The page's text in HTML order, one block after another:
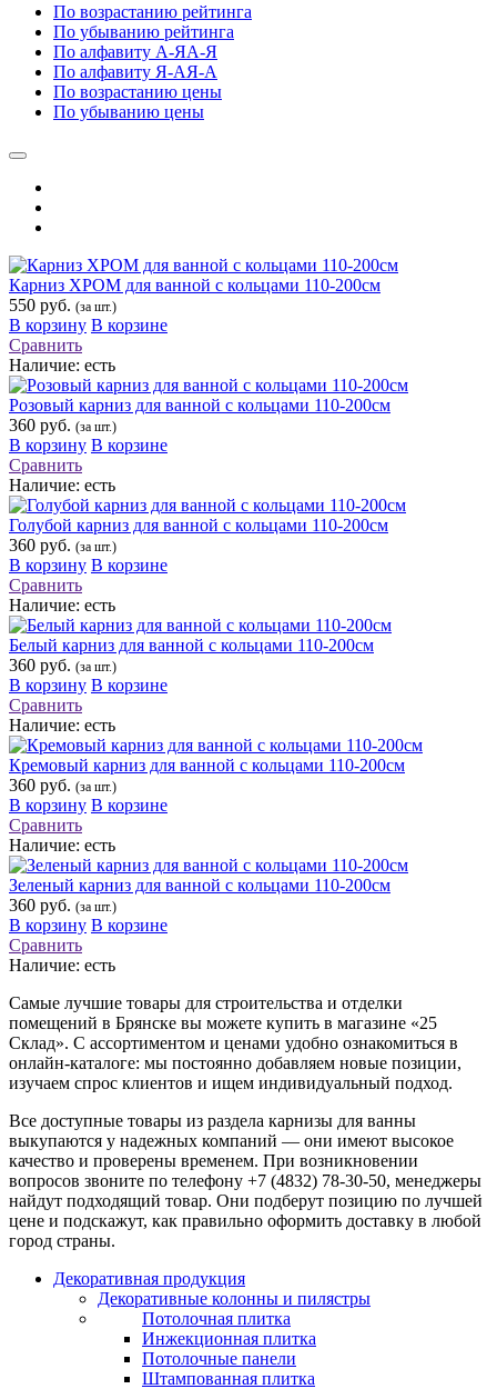
По возрастанию рейтинга
По убыванию рейтинга
По алфавиту А-ЯА-Я
По алфавиту Я-АЯ-А
По возрастанию цены
По убыванию цены
Карниз ХРОМ для ванной с кольцами 110-200см
550 руб. (за шт.)
В корзину В корзине
Сравнить
Наличие: есть
Розовый карниз для ванной с кольцами 110-200см
360 руб. (за шт.)
В корзину В корзине
Сравнить
Наличие: есть
Голубой карниз для ванной с кольцами 110-200см
360 руб. (за шт.)
В корзину В корзине
Сравнить
Наличие: есть
Белый карниз для ванной с кольцами 110-200см
360 руб. (за шт.)
В корзину В корзине
Сравнить
Наличие: есть
Кремовый карниз для ванной с кольцами 110-200см
360 руб. (за шт.)
В корзину В корзине
Сравнить
Наличие: есть
Зеленый карниз для ванной с кольцами 110-200см
360 руб. (за шт.)
В корзину В корзине
Сравнить
Наличие: есть
Самые лучшие товары для строительства и отделки
помещений в Брянске вы можете купить в магазине «25
Склад». С ассортиментом и ценами удобно ознакомиться в
онлайн-каталоге: мы постоянно добавляем новые позиции,
изучаем спрос клиентов и ищем индивидуальный подход.
Все доступные товары из раздела карнизы для ванны
выкупаются у надежных компаний — они имеют высокое
качество и проверены временем. При возникновении
вопросов звоните по телефону +7 (4832) 78-30-50, менеджеры
найдут подходящий товар. Они подберут позицию по лучшей
цене и подскажут, как правильно оформить доставку в любой
город страны.
Декоративная продукция
Декоративные колонны и пилястры
Потолочная плитка
Инжекционная плитка
Потолочные панели
Штампованная плитка